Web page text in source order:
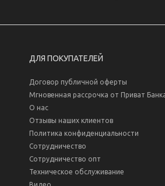
ДЛЯ ПОКУПАТЕЛЕЙ
Договор публичной оферты
Мгновенная рассрочка от Приват
О нас
Отзывы наших клиентов
Политика конфиденциальности
Сотрудничество
Сотрудничество опт
Техническое обслуживание
Видео